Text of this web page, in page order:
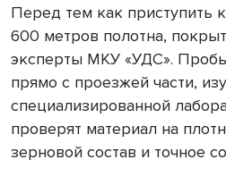
Перед тем как приступить
600 метров полотна,
эксперты МКУ «УДС».
прямо с проезжей части,
специализированной
проверят материал на
зерновой состав и точное